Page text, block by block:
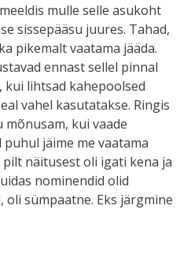
mulle selle asukoht
sissepääsu juures. Tahad,
pikemalt vaatama jääda.
ennast sellel pinnal
kui lihtsad kahepoolsed
vahel kasutatakse. Ringis
kui vaade
jäime me vaatama
näitusest oli igati kena ja
nominendid olid
sümpaatne. Eks järgmine